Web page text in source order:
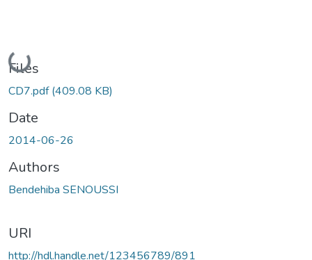
Loading...
Files
CD7.pdf(409.08 KB)
Date
2014-06-26
Authors
Bendehiba SENOUSSI
URI
http://hdl.handle.net/123456789/891